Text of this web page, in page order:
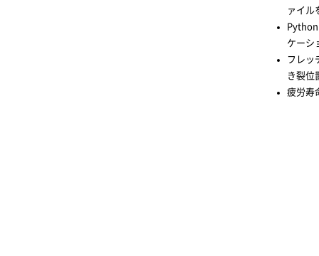
ァイル
Python
ケーシ
フレッ
き裂位
疲労寿